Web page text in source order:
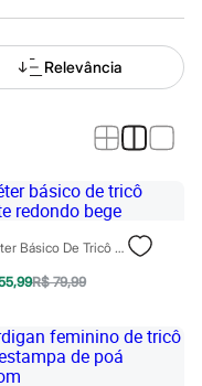
Relevância
Suéter Básico De Tricô Decote Redondo Bege
R$ 79,99